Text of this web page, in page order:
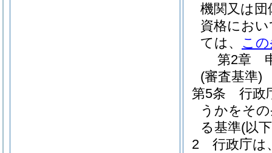
機関又は
資格にお
ては、 こ
第2章
(審査基準)
第5条
行政
うかをそ
る基準(以
2
行政庁は